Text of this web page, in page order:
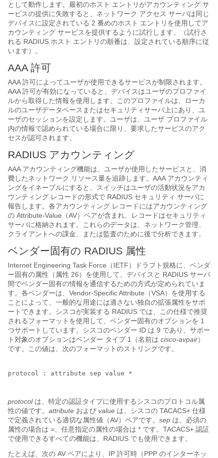
として動作します。最初のホスト エントリがアカウンティング サ
ービスの提供に失敗すると、ネットワーク アクセス サーバは同じ
デバイスに設定されている 2 番めのホスト エントリを使用してア
カウンティング サービスを提供するように試行します。（試行さ
れる RADIUS ホスト エントリの順番は、設定されている順序に従
います）。
AAA 許可
AAA 許可によってユーザが使用できるサービスが制限されます。
AAA 許可が有効になっていると、デバイスはユーザのプロファイ
ルから取得した情報を使用します。このプロファイルは、ローカ
ルのユーザデータベースまたはセキュリティサーバ上にあり、ユ
ーザのセッションを設定します。ユーザは、ユーザ プロファイル
内の情報で認められている場合に限り、要求したサービスのアク
セスが認可されます。
RADIUS アカウンティング
AAA アカウンティング機能は、ユーザが使用したサービスと、消
費したネットワーク リソース量を追跡します。AAA アカウンティ
ングをイネーブルにすると、スイッチはユーザの活動状況をアカ
ウンティング レコードの形式で RADIUS セキュリティ サーバに
報告します。各アカウンティング レコードにはアカウンティング
の Attribute-Value（AV）ペアが含まれ、レコードはセキュリティ
サーバに格納されます。これらのデータは、ネットワーク管理、
クライアントへの課金、または監査のために後で分析できます。
ベンダー固有の RADIUS 属性
Internet Engineering Task Force（IETF）ドラフト規格に、ベンダ
ー固有の属性（属性 26）を使用して、デバイスと RADIUS サーバ
間でベンダー固有の情報を通信するための方式が定められていま
す。各ベンダーは、Vendor-Specific Attribute（VSA）を使用する
ことによって、一般的な用途には適さない独自の拡張属性をサポ
ートできます。シスコが実装する RADIUS では、この仕様で推奨
されるフォーマットを使用して、ベンダー固有のオプションを 1
つサポートしています。シスコのベンダー ID は 9 であり、サポー
ト対象のオプションはベンダー タイプ 1（名前は cisco-avpair）
です。この値は、次のフォーマットのストリングです。
protocol : attribute sep value *
protocolは、特定の認証タイプに使用するシスコのプロトコル属
性の値です。 attribute および value は、シスコの TACACS+ 仕様
で定義されている適切な属性値（AV）ペアです。 sep は、必須の
属性の場合は =、任意指定の属性の場合は * です。TACACS+ 認証
で使用できるすべての機能は、RADIUS でも使用できます。
たとえば、次の AV ペアにより、IP 許可時（PPP のインターネッ